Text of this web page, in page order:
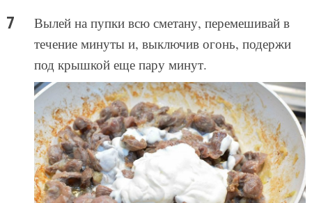
Вылей на пупки всю сметану, перемешивай в
течение минуты и, выключив огонь, подержи
под крышкой еще пару минут.